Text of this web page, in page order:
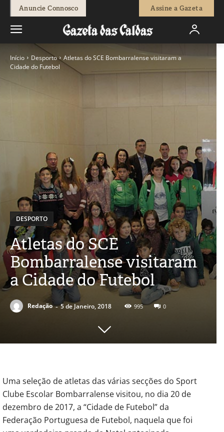
Anuncie Connosco Assine a Gazeta
Início Desporto
Atletas do SCE Bombarralense visitaram a
Cidade do Futebol
DESPORTO
Atletas do SCE
Bombarralense visitaram
a Cidade do Futebol
Redação - 5 de Janeiro, 2018 995 0
Uma seleção de atletas das várias secções do Sport
Clube Escolar Bombarralense visitou, no dia 20 de
dezembro de 2017, a “Cidade de Futebol” da
Federação Portuguesa de Futebol, naquela que foi